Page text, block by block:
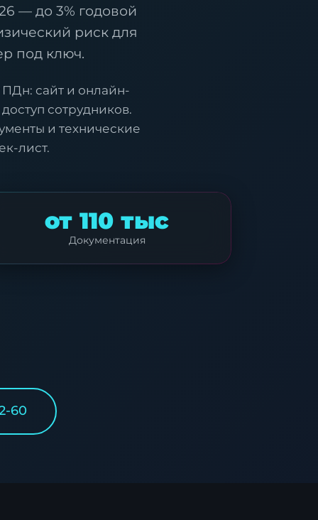
— до 3% годовой
риск для
под ключ.
сайт и онлайн-
сотрудников.
и технические
лист.
от 110 тыс
Документация
60